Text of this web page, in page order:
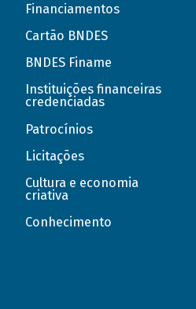
Financiamentos
Cartão BNDES
BNDES Finame
Instituições financeiras
credenciadas
Patrocínios
Licitações
Cultura e economia
criativa
Conhecimento